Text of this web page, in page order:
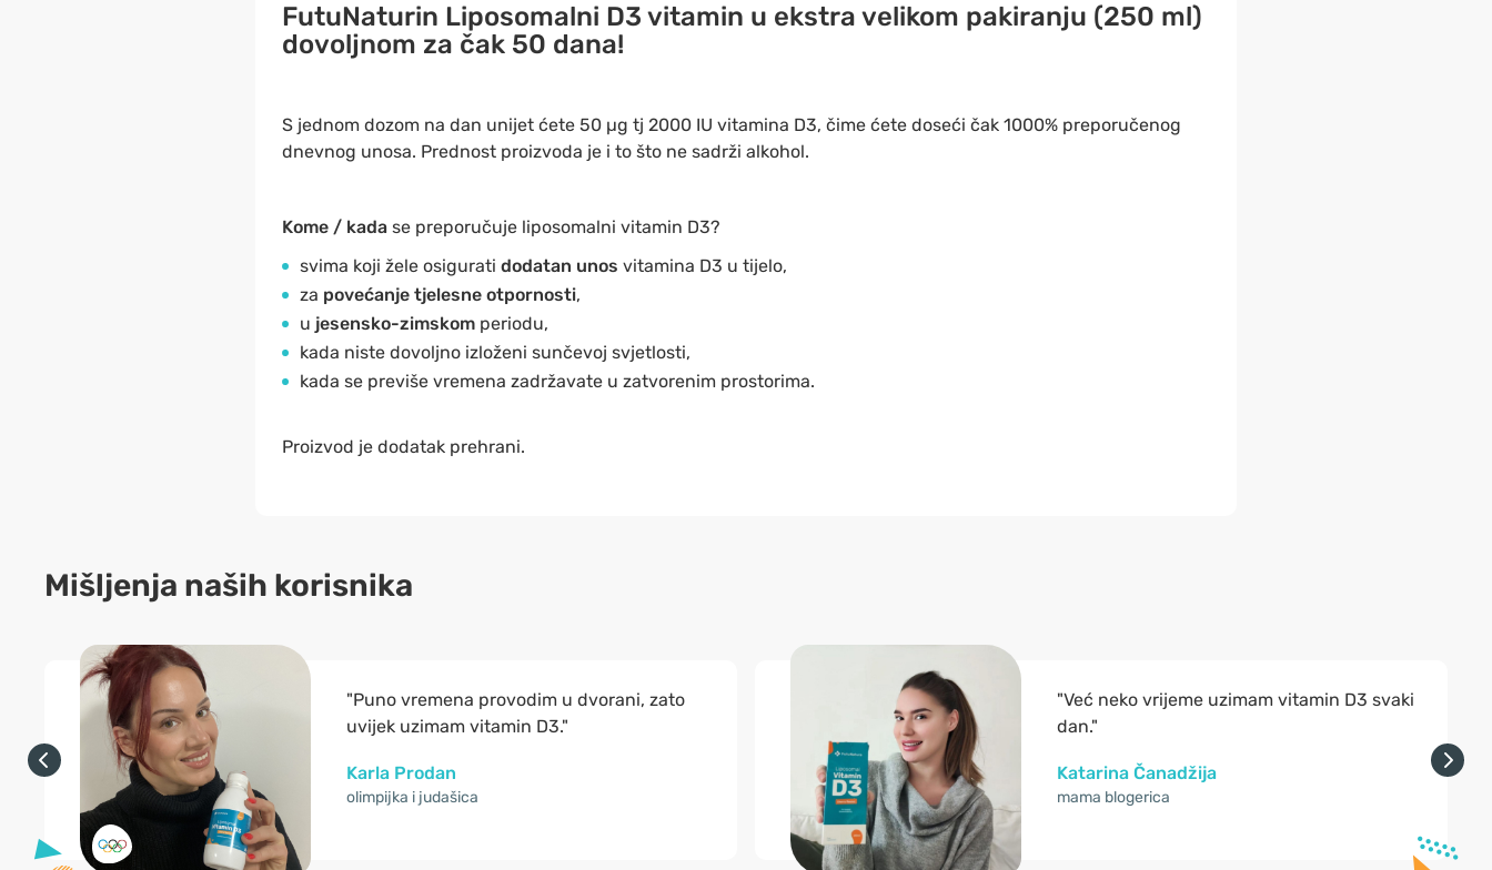
FutuNaturin Liposomalni D3 vitamin u ekstra velikom pakiranju (250 ml)
dovoljnom za čak 50 dana!
S jednom dozom na dan unijet ćete 50 µg tj 2000 IU vitamina D3, čime ćete doseći čak 1000% preporučenog
dnevnog unosa. Prednost proizvoda je i to što ne sadrži alkohol.
Kome / kadase preporučuje liposomalni vitamin D3?
svima koji žele osigurati dodatan unos vitamina D3 u tijelo,
za povećanje tjelesne otpornosti,
u jesensko-zimskom periodu,
kada niste dovoljno izloženi sunčevoj svjetlosti,
kada se previše vremena zadržavate u zatvorenim prostorima.
Proizvod je dodatak prehrani.
Mišljenja naših korisnika
"Puno vremena provodim u dvorani, zato
uvijek uzimam vitamin D3."
Karla Prodan
olimpijka i judašica
"Već neko vrijeme uzimam vitamin D3 svaki
dan."
Katarina Čanadžija
mama blogerica